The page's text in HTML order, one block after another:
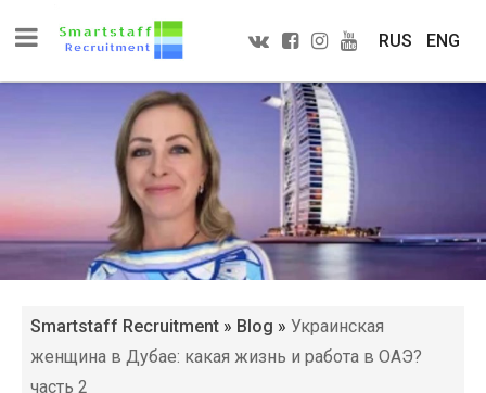
RUS ENG
Smartstaff Recruitment » Blog » Украинская
женщина в Дубае: какая жизнь и работа в ОАЭ?
часть 2